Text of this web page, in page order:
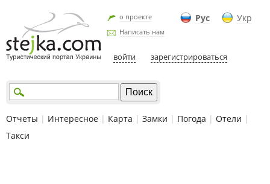
Рус Укр
о проекте
Написать нам
войти зарегистрироваться
Отчеты | Интересное | Карта | Замки | Погода | Отели |
Такси